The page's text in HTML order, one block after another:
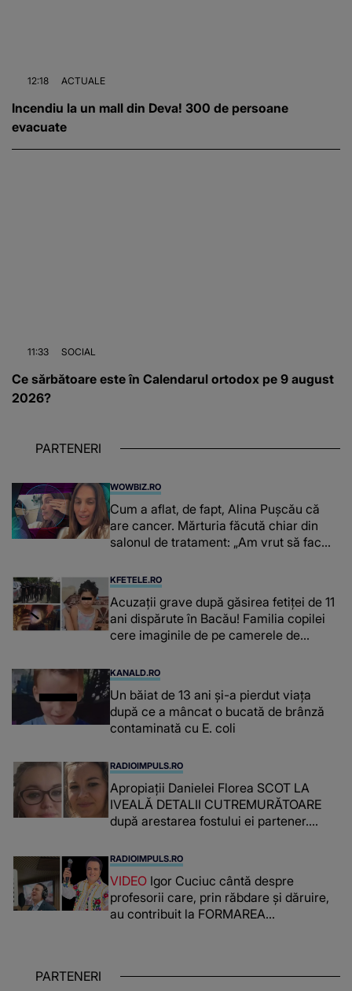
12:18 ACTUALE
Incendiu la un mall din Deva! 300 de persoane
evacuate
11:33 SOCIAL
Ce sărbătoare este în Calendarul ortodox pe 9 august
2026?
PARTENERI
WOWBIZ.RO
Cum a aflat, de fapt, Alina Pușcău că
are cancer. Mărturia făcută chiar din
salonul de tratament: „Am vrut să fac
înțepe sânul”
KFETELE.RO
Acuzații grave după găsirea fetiței de 11
ani dispărute în Bacău! Familia copilei
cere imaginile de pe camerele de
mea...”
KANALD.RO
Un băiat de 13 ani și-a pierdut viața
după ce a mâncat o bucată de brânză
contaminată cu E. coli
RADIOIMPULS.RO
Apropiații Danielei Florea SCOT LA
IVEALĂ DETALII CUTREMURĂTOARE
după arestarea fostului ei partener.
românca ucisă în Italia și ascunsă în
lada unui pat: " Îmi pare rău că nu am
reușit să fac mai mult pentru ea și..."
RADIOIMPULS.RO
VIDEO Igor Cuciuc cântă despre
profesorii care, prin răbdare și dăruire,
au contribuit la FORMAREA
chiar și după trecerea anilor: "De
PARTENERI